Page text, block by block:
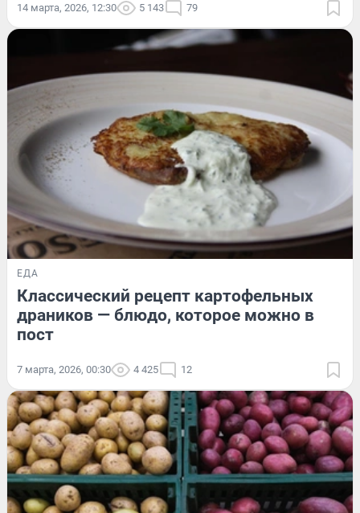
14 марта, 2026, 12:30 5 143 79
ЕДА
Классический рецепт картофельных
драников — блюдо, которое можно в
пост
7 марта, 2026, 00:30 4 425 12